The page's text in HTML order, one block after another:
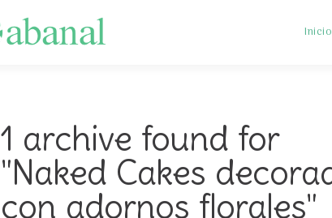
Inicio
1 archive found for
"Naked Cakes
con adornos florales"